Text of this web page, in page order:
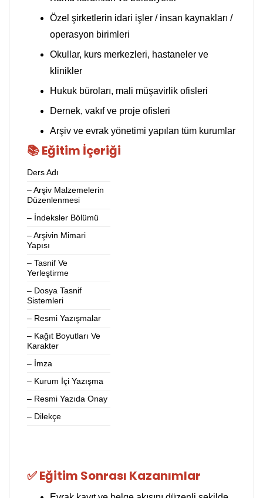
Özel şirketlerin idari işler / insan kaynakları /
operasyon birimleri
Okullar, kurs merkezleri, hastaneler ve
klinikler
Hukuk büroları, mali müşavirlik ofisleri
Dernek, vakıf ve proje ofisleri
Arşiv ve evrak yönetimi yapılan tüm kurumlar
📚 Eğitim İçeriği
Ders Adı
– Arşiv Malzemelerin
Düzenlenmesi
– İndeksler Bölümü
– Arşivin Mimari
Yapısı
– Tasnif Ve
Yerleştirme
– Dosya Tasnif
Sistemleri
– Resmi Yazışmalar
– Kağıt Boyutları Ve
Karakter
– İmza
– Kurum İçi Yazışma
– Resmi Yazıda Onay
– Dilekçe
✅ Eğitim Sonrası Kazanımlar